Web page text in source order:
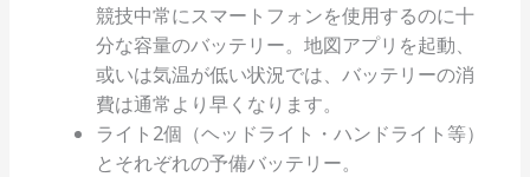
競技中常にスマートフォンを使用するのに十
分な容量のバッテリー。地図アプリを起動、
或いは気温が低い状況では、バッテリーの消
費は通常より早くなります。
ライト2個（ヘッドライト・ハンドライト等）
とそれぞれの予備バッテリー。